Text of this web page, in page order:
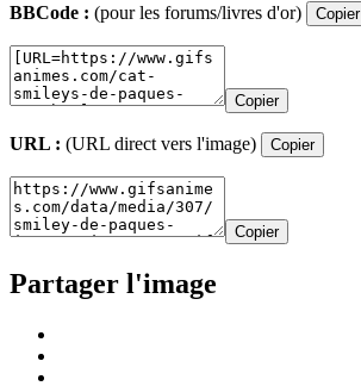
BBCode : (pour les forums/livres d'or) Copier
Copier
URL : (URL direct vers l'image) Copier
Copier
Partager l'image